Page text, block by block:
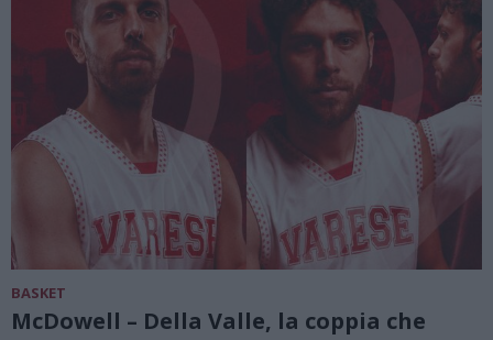
BASKET
McDowell – Della Valle, la coppia che